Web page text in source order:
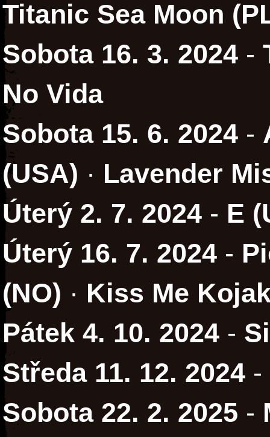
Titanic Sea Moon
Sobota 16. 3. 2024 -
No Vida
Sobota 15. 6. 2024 -
(USA) · Lavender
Úterý 2. 7. 2024 - E
Úterý 16. 7. 2024 -
(NO) · Kiss Me
Pátek 4. 10. 2024 -
Středa 11. 12. 2024 -
Sobota 22. 2. 2025 -